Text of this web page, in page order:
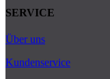
SERVICE
Über uns
Kundenservice